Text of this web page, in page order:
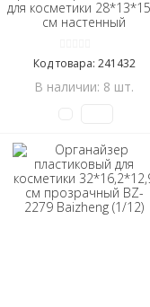
для косметики
см настенный
Код товара: 241432
В наличии: 8 шт.